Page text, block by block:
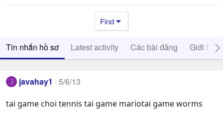
Find
Tin nhắn hồ sơ Latest activity Các bài đăng Giới thiệu
J javahay1 5/6/13
tai game choi tennis tai game mariotai game worms